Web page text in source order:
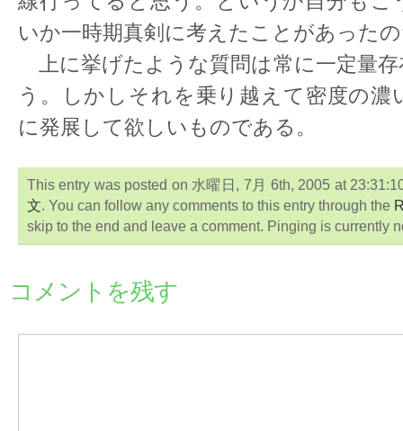
いか一時期真剣に考えたことがあった
上に挙げたような質問は常に一定量
う。しかしそれを乗り越えて密度の
に発展して欲しいものである。
This entry was posted on 水曜日, 7月 6th, 2005 at
文. You can follow any comments to this entry through the
skip to the end and leave a comment. Pinging is currently
コメントを残す